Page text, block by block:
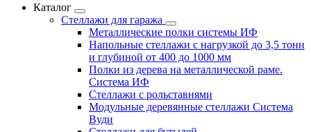
Каталог
Стеллажи для гаража
Металлические полки системы ИФ
Напольные стеллажи с нагрузкой до 3,5 тонн
и глубиной от 400 до 1000 мм
Полки из дерева на металлической раме.
Система ИФ
Стеллажи с рольставнями
Модульные деревянные стеллажи Система
Вуди